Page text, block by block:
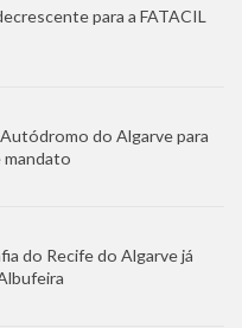
para a FATACIL
do Algarve para
mandato
do Recife do Algarve já